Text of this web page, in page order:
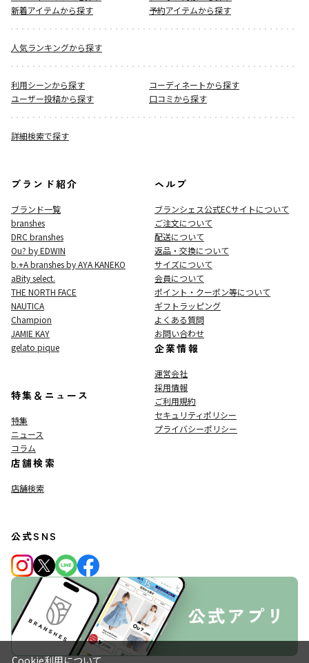
新着アイテムから探す
予約アイテムから探す
人気ランキングから探す
利用シーンから探す
コーディネートから探す
ユーザー投稿から探す
口コミから探す
詳細検索で探す
ブランド紹介
ブランド一覧
branshes
DRC branshes
Ou? by EDWIN
b.+A branshes by AYA KANEKO
aBity select.
THE NORTH FACE
NAUTICA
Champion
JAMIE KAY
gelato pique
特集＆ニュース
特集
ニュース
コラム
店舗検索
店舗検索
ヘルプ
ブランシェス公式ECサイトについて
ご注文について
配送について
返品・交換について
サイズについて
会員について
ポイント・クーポン等について
ギフトラッピング
よくある質問
お問い合わせ
企業情報
運営会社
採用情報
ご利用規約
セキュリティポリシー
プライバシーポリシー
公式SNS